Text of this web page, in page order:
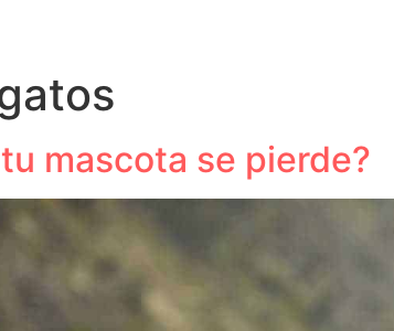
mascota se pierde?